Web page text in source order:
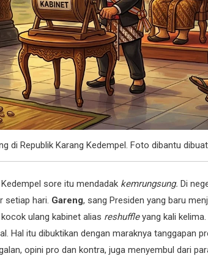
di Republik Karang Kedempel. Foto dibantu
sore itu mendadak kemrungsung. Di
setiap hari. Gareng, sang Presiden yang baru
ulang kabinet alias reshuffleyang kali
Hal itu dibuktikan dengan maraknya tanggapan
opini pro dan kontra, juga menyembul dari